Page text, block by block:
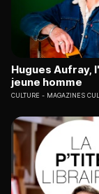
Hugues Aufray,
jeune homme
CULTURE MAGAZINES